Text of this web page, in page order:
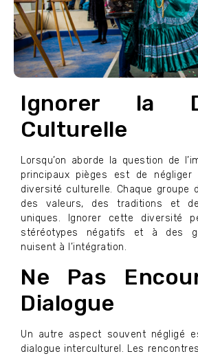
Ignorer la
Culturelle
Lorsqu’on aborde la question de
principaux pièges est de
diversité culturelle. Chaque groupe
des valeurs, des traditions et
uniques. Ignorer cette diversité
stéréotypes négatifs et à des
nuisent à l’intégration.
Ne Pas
Dialogue
Un autre aspect souvent négligé
dialogue interculturel. Les